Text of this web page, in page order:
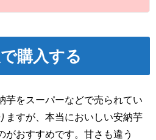
購入する
芋をスーパーなどで売られてい
ますが、本当においしい安納芋
がおすすめです。甘さも違う